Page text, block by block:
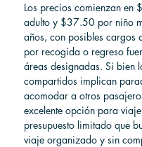
Los precios comienzan en
adulto y $37.50 por niño
años, con posibles cargos
por recogida o regreso
áreas designadas. Si bien
compartidos implican
acomodar a otros
excelente opción para
presupuesto limitado que
viaje organizado y sin